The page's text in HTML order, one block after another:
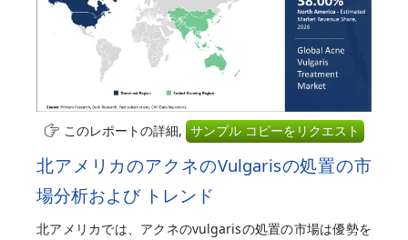
このレポートの詳細, サンプル コピーをリクエスト
北アメリカのアクネのVulgarisの処置の市
場分析および トレンド
北アメリカでは、アクネのvulgarisの処置の市場は優勢を